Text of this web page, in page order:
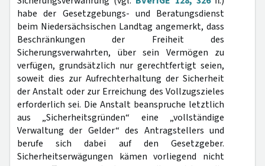
habe der Gesetzgebungs- und Beratungsdienst
beim Niedersächsischen Landtag angemerkt, dass
Beschränkungen der Freiheit des
Sicherungsverwahrten, über sein Vermögen zu
verfügen, grundsätzlich nur gerechtfertigt seien,
soweit dies zur Aufrechterhaltung der Sicherheit
der Anstalt oder zur Erreichung des Vollzugszieles
erforderlich sei. Die Anstalt beanspruche letztlich
aus „Sicherheitsgründen“ eine „vollständige
Verwaltung der Gelder“ des Antragstellers und
berufe sich dabei auf den Gesetzgeber.
Sicherheitserwägungen kämen vorliegend nicht